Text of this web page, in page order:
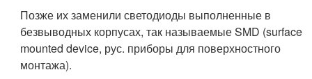
Позже их заменили светодиоды выполненные в
безвыводных корпусах, так называемые SMD (surface
mounted device, рус. приборы для поверхностного
монтажа).